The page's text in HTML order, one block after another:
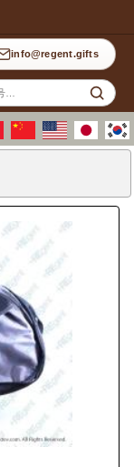
info@regent.gifts
站
内
搜
索